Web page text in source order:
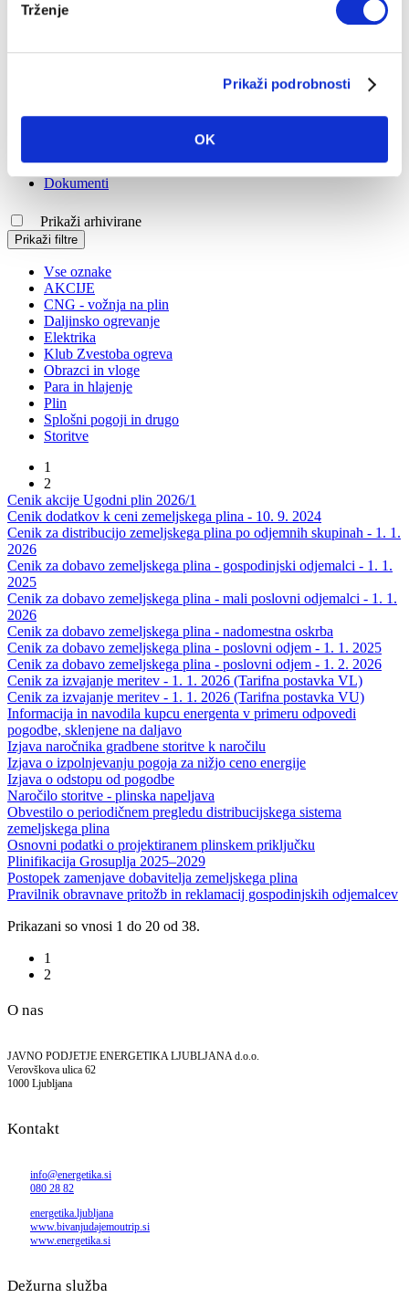
Trženje
Prikaži podrobnosti
OK
Na tem mestu so zbrani vsi dokumenti in ceniki. Za
arhivirane".
V primeru vprašanj izpolnite našspletni obrazec.
Ceniki
Dokumenti
Prikaži arhivirane
Prikaži filtre
Vse oznake
AKCIJE
CNG - vožnja na plin
Daljinsko ogrevanje
Elektrika
Klub Zvestoba ogreva
Obrazci in vloge
Para in hlajenje
Plin
Splošni pogoji in drugo
Storitve
1
2
Cenik akcije Ugodni plin 2026/1
Cenik dodatkov k ceni zemeljskega plina - 10. 9. 2024
Cenik za distribucijo zemeljskega plina po odjemnih skupinah - 1. 1.
2026
Cenik za dobavo zemeljskega plina - gospodinjski odjemalci - 1. 1.
2025
Cenik za dobavo zemeljskega plina - mali poslovni odjemalci - 1. 1.
2026
Cenik za dobavo zemeljskega plina - nadomestna oskrba
Cenik za dobavo zemeljskega plina - poslovni odjem - 1. 1. 2025
Cenik za dobavo zemeljskega plina - poslovni odjem - 1. 2. 2026
Cenik za izvajanje meritev - 1. 1. 2026 (Tarifna postavka VL)
Cenik za izvajanje meritev - 1. 1. 2026 (Tarifna postavka VU)
Informacija in navodila kupcu energenta v primeru odpovedi
pogodbe, sklenjene na daljavo
Izjava naročnika gradbene storitve k naročilu
Izjava o izpolnjevanju pogoja za nižjo ceno energije
Izjava o odstopu od pogodbe
Naročilo storitve - plinska napeljava
Obvestilo o periodičnem pregledu distribucijskega sistema
zemeljskega plina
Osnovni podatki o projektiranem plinskem priključku
Plinifikacija Grosuplja 2025–2029
Postopek zamenjave dobavitelja zemeljskega plina
Pravilnik obravnave pritožb in reklamacij gospodinjskih odjemalcev
Prikazani so vnosi 1 do 20 od 38.
1
2
O nas
JAVNO PODJETJE ENERGETIKA LJUBLJANA d.o.o.
Verovškova ulica 62
1000 Ljubljana
Kontakt
info@energetika.si
080 28 82
energetika.ljubljana
www.bivanjudajemoutrip.si
www.energetika.si
Dežurna služba